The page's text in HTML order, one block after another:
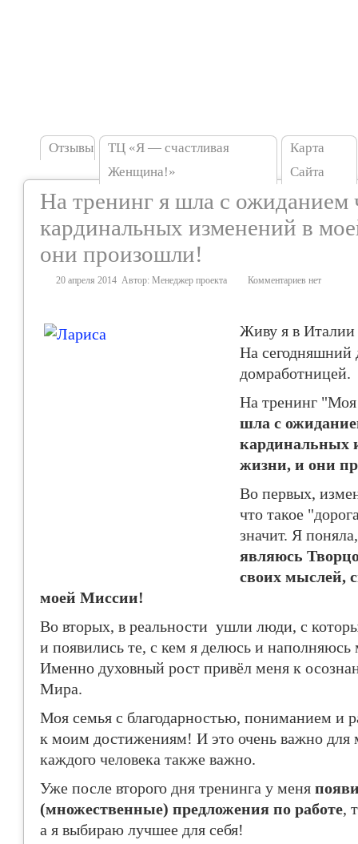
Отзывы
TЦ «Я — счастливая
Женщина!»
Карта
Сайта
На тренинг я шла с ожиданием
кардинальных изменений в
они произошли!
20 апреля 2014 Автор: Менеджер проекта Комментариев нет
Живу я в Италии
На сегодняшний
домработницей.
На тренинг
шла с
кардинальных
жизни, и они
Во первых,
что такое
значит. Я
являюсь
своих мыслей,
моей Миссии!
Во вторых, в реальности ушли люди, с
и появились те, с кем я делюсь и
Именно духовный рост привёл меня к
Мира.
Моя семья с благодарностью, пониманием и
к моим достижениям! И это очень важно для
каждого человека также важно.
Уже после второго дня тренинга у меня
(множественные) предложения по работе,
а я выбираю лучшее для себя!